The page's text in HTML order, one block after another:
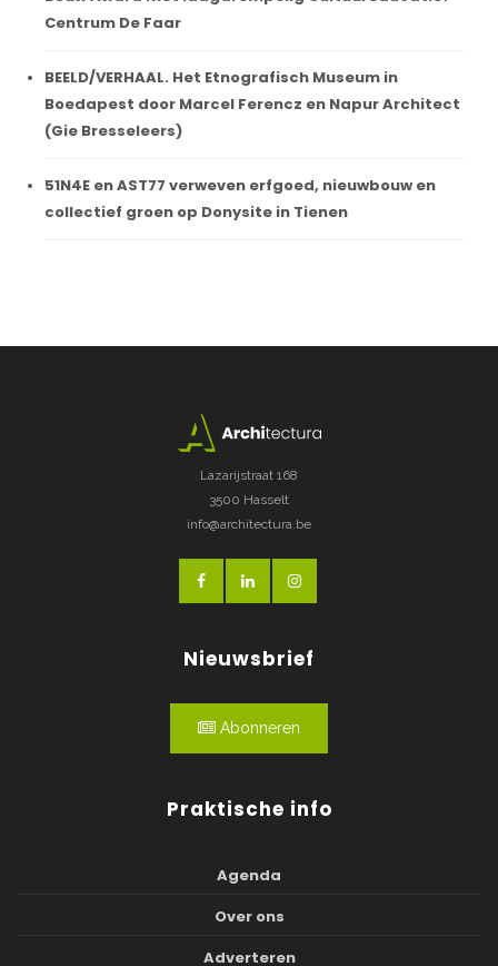
Centrum De Faar
BEELD/VERHAAL. Het Etnografisch Museum in
Boedapest door Marcel Ferencz en Napur Architect
(Gie Bresseleers)
51N4E en AST77 verweven erfgoed, nieuwbouw en
collectief groen op Donysite in Tienen
Lazarijstraat 168
3500 Hasselt
info@architectura.be
Nieuwsbrief
Abonneren
Praktische info
Agenda
Over ons
Adverteren